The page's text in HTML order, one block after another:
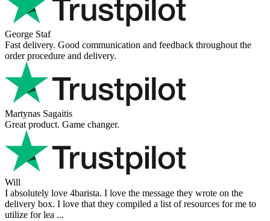
George Staf
Fast delivery. Good communication and feedback throughout the
order procedure and delivery.
Martynas Sagaitis
Great product. Game changer.
Will
I absolutely love 4barista. I love the message they wrote on the
delivery box. I love that they compiled a list of resources for me to
utilize for lea ...